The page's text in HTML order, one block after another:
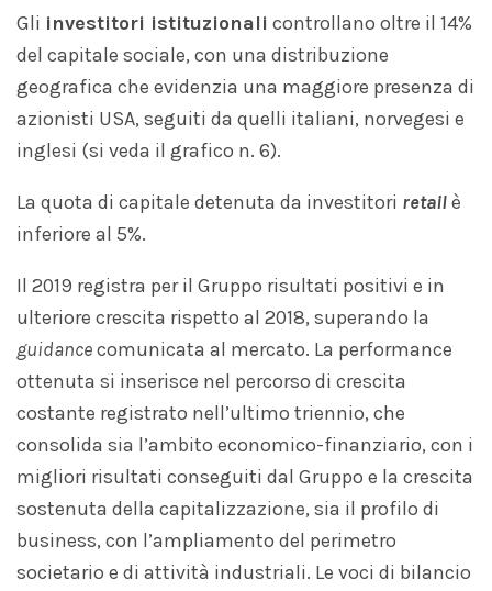
Gli investitori istituzionali controllano oltre il 14%
del capitale sociale, con una distribuzione
geografica che evidenzia una maggiore presenza di
azionisti USA, seguiti da quelli italiani, norvegesi e
inglesi (si veda il grafico n. 6).
La quota di capitale detenuta da investitori retailè
inferiore al 5%.
Il 2019 registra per il Gruppo risultati positivi e in
ulteriore crescita rispetto al 2018, superando la
guidancecomunicata al mercato. La performance
ottenuta si inserisce nel percorso di crescita
costante registrato nell’ultimo triennio, che
consolida sia l’ambito economico-finanziario, con i
migliori risultati conseguiti dal Gruppo e la crescita
sostenuta della capitalizzazione, sia il profilo di
business, con l’ampliamento del perimetro
societario e di attività industriali. Le voci di bilancio